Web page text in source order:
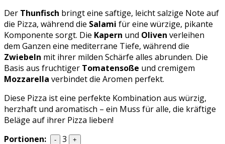
Der Thunfisch bringt eine saftige, leicht salzige Note auf
die Pizza, während die Salami für eine würzige, pikante
Komponente sorgt. Die Kapern und Oliven verleihen
dem Ganzen eine mediterrane Tiefe, während die
Zwiebeln mit ihrer milden Schärfe alles abrunden. Die
Basis aus fruchtiger Tomatensoße und cremigem
Mozzarella verbindet die Aromen perfekt.
Diese Pizza ist eine perfekte Kombination aus würzig,
herzhaft und aromatisch – ein Muss für alle, die kräftige
Beläge auf ihrer Pizza lieben!
Portionen:
- 3 +